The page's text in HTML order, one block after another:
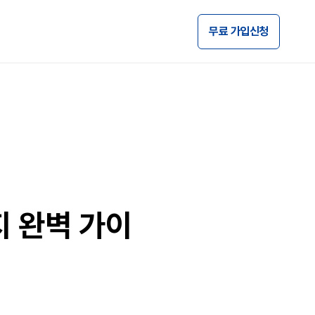
무료 가입신청
완벽 가이